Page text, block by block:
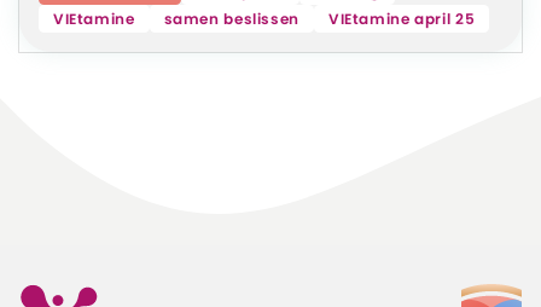
VIEtamine
samen beslissen VIEtamine april 25